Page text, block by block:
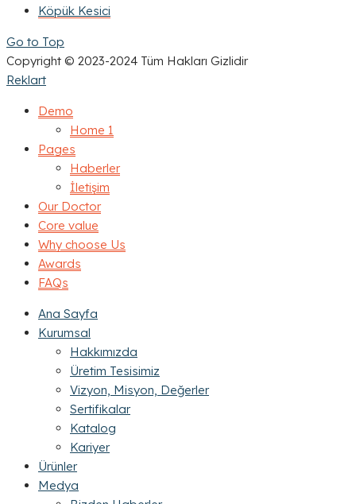
Köpük Kesici
Go to Top
Copyright © 2023-2024 Tüm Hakları Gizlidir
Reklart
Demo
Home 1
Pages
Haberler
İletişim
Our Doctor
Core value
Why choose Us
Awards
FAQs
Ana Sayfa
Kurumsal
Hakkımızda
Üretim Tesisimiz
Vizyon, Misyon, Değerler
Sertifikalar
Katalog
Kariyer
Ürünler
Medya